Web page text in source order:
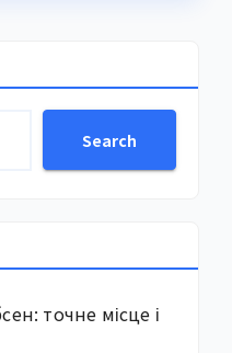
Search
точне місце і